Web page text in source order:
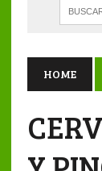
HOME